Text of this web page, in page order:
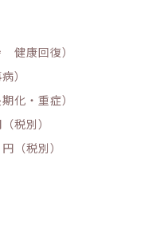
康回復）
）
・重症）
税別）
税別）